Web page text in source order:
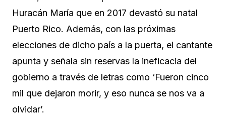
Huracán María que en 2017 devastó su natal
Puerto Rico. Además, con las próximas
elecciones de dicho país a la puerta, el cantante
apunta y señala sin reservas la ineficacia del
gobierno a través de letras como ‘Fueron cinco
mil que dejaron morir, y eso nunca se nos va a
olvidar’.